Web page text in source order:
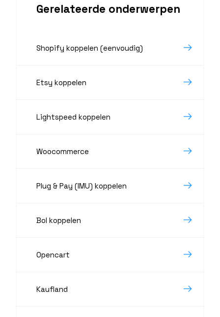
Gerelateerde onderwerpen
Shopify koppelen (eenvoudig)
Etsy koppelen
Lightspeed koppelen
Woocommerce
Plug & Pay (IMU) koppelen
Bol koppelen
Opencart
Kaufland